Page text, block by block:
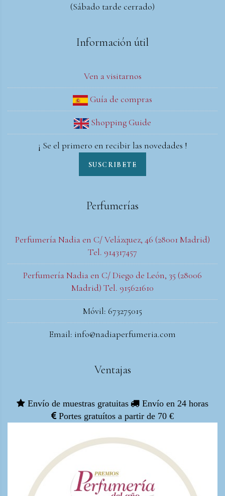
(Sábado tarde cerrado)
Información útil
Ven a visitarnos
Guía de compras
Shopping Guide
¡ Se el primero en recibir las novedades !
SUSCRIBETE
Perfumerías
Perfumería Nadia en C/ Velázquez, 46 (28001 Madrid)
Tel. 914317457
Perfumería Nadia en C/ Diego de León, 35 (28006
Madrid) Tel. 915621610
Móvil: 673275015
Email: info@nadiaperfumeria.com
Ventajas
Envío de muestras gratuitas
Envío en 24 horas
Portes gratuítos a partir de 70 €